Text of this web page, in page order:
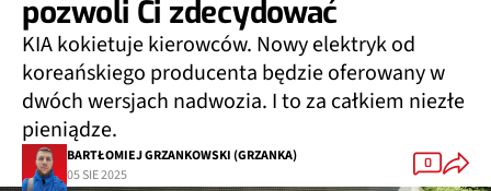
pozwoli Ci zdecydować
KIA kokietuje kierowców. Nowy elektryk od
koreańskiego producenta będzie oferowany w
dwóch wersjach nadwozia. I to za całkiem niezłe
pieniądze.
BARTŁOMIEJ GRZANKOWSKI (GRZANKA)
05 SIE 2025
0